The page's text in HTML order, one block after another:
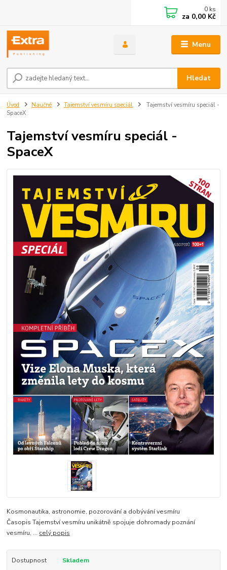
Menu
Hledat
0 ks
za 0,00 Kč
Úvod Naučné Tajemství vesmíru speciál
Tajemství vesmíru speciál -
SpaceX
Tajemství vesmíru speciál -
SpaceX
Kosmonautika, astronomie, pozorování a dobývání vesmíru
Časopis Tajemství vesmíru unikátně spojuje dohromady poznání
vesmíru, ... celý popis
Dostupnost
Skladem